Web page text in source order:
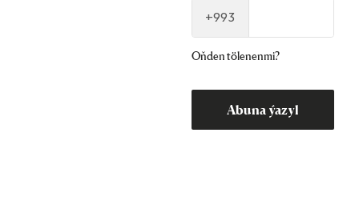
+993
Oňden tölenenmi?
Abuna ýazyl